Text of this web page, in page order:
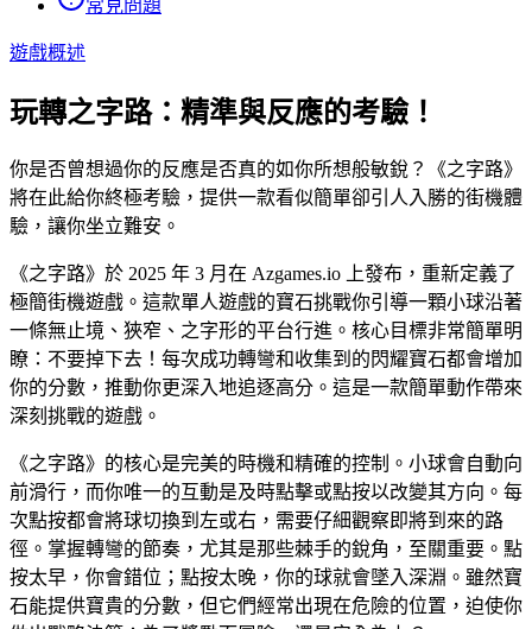
常見問題
遊戲概述
玩轉之字路：精準與反應的考驗！
你是否曾想過你的反應是否真的如你所想般敏銳？《之字路》
將在此給你終極考驗，提供一款看似簡單卻引人入勝的街機體
驗，讓你坐立難安。
《之字路》於 2025 年 3 月在 Azgames.io 上發布，重新定義了
極簡街機遊戲。這款單人遊戲的寶石挑戰你引導一顆小球沿著
一條無止境、狹窄、之字形的平台行進。核心目標非常簡單明
瞭：不要掉下去！每次成功轉彎和收集到的閃耀寶石都會增加
你的分數，推動你更深入地追逐高分。這是一款簡單動作帶來
深刻挑戰的遊戲。
《之字路》的核心是完美的時機和精確的控制。小球會自動向
前滑行，而你唯一的互動是及時點擊或點按以改變其方向。每
次點按都會將球切換到左或右，需要仔細觀察即將到來的路
徑。掌握轉彎的節奏，尤其是那些棘手的銳角，至關重要。點
按太早，你會錯位；點按太晚，你的球就會墜入深淵。雖然寶
石能提供寶貴的分數，但它們經常出現在危險的位置，迫使你